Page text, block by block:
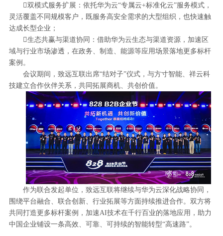
双模式服务扩展：依托华为云“专属云+标准化云”服务模式，
灵活覆盖不同规模客户，既服务高安全需求的大型组织，也快速触
达成长型企业；
生态共赢与渠道协同：借助华为云生态与渠道资源，加速区
域与行业市场渗透，在政务、制造、能源等应用场景落地更多标杆
案例。
会议期间，致远互联出席“结对子”仪式，与方寸智能、祥云科
技建立合作伙伴关系，共同拓展商机、共创价值。
作为联合发起单位，致远互联将继续与华为云深化战略协同，
围绕平台融合、联合创新、行业拓展等方面持续推进合作。双方将
共同打造更多标杆案例，加速AI技术在千行百业的落地应用，助力
中国企业铺设一条高效、可靠、可持续的智能转型“高速路”。